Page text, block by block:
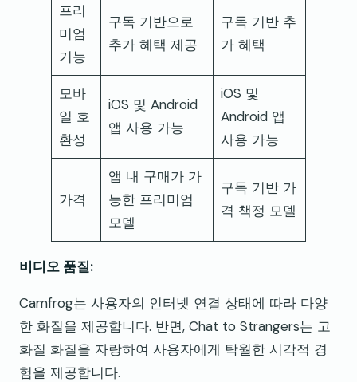
프리
미엄
기능
구독 기반으로
추가 혜택 제공
구독 기반 추
가 혜택
모바
일 호
환성
iOS 및 Android
앱 사용 가능
iOS 및
Android 앱
사용 가능
가격
앱 내 구매가 가
능한 프리미엄
모델
구독 기반 가
격 책정 모델
비디오 품질:
Camfrog는 사용자의 인터넷 연결 상태에 따라 다양
한 화질을 제공합니다. 반면, Chat to Strangers는 고
화질 화질을 자랑하여 사용자에게 탁월한 시각적 경
험을 제공합니다.